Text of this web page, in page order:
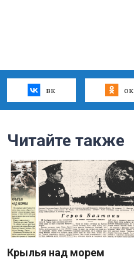
вк ок
Читайте также
Крылья над морем